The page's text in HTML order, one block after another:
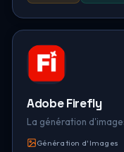
Adobe Firefly
La génération
Génération d'Images